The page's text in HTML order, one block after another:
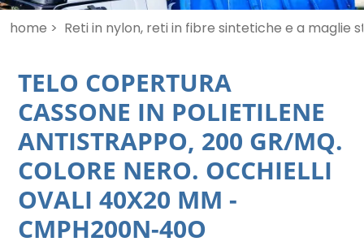
home > Reti in nylon, reti in fibre sintetiche e a maglie
TELO COPERTURA
CASSONE IN POLIETILENE
ANTISTRAPPO, 200 GR/MQ.
COLORE NERO. OCCHIELLI
OVALI 40X20 MM -
CMPH200N-40O